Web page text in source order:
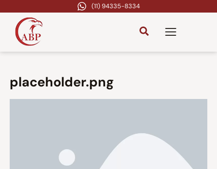
(11) 94335-8334
placeholder.png